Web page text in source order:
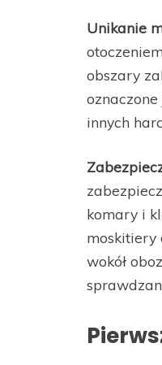
Unikanie
obszary
innych
komary i
moskitiery
wokół